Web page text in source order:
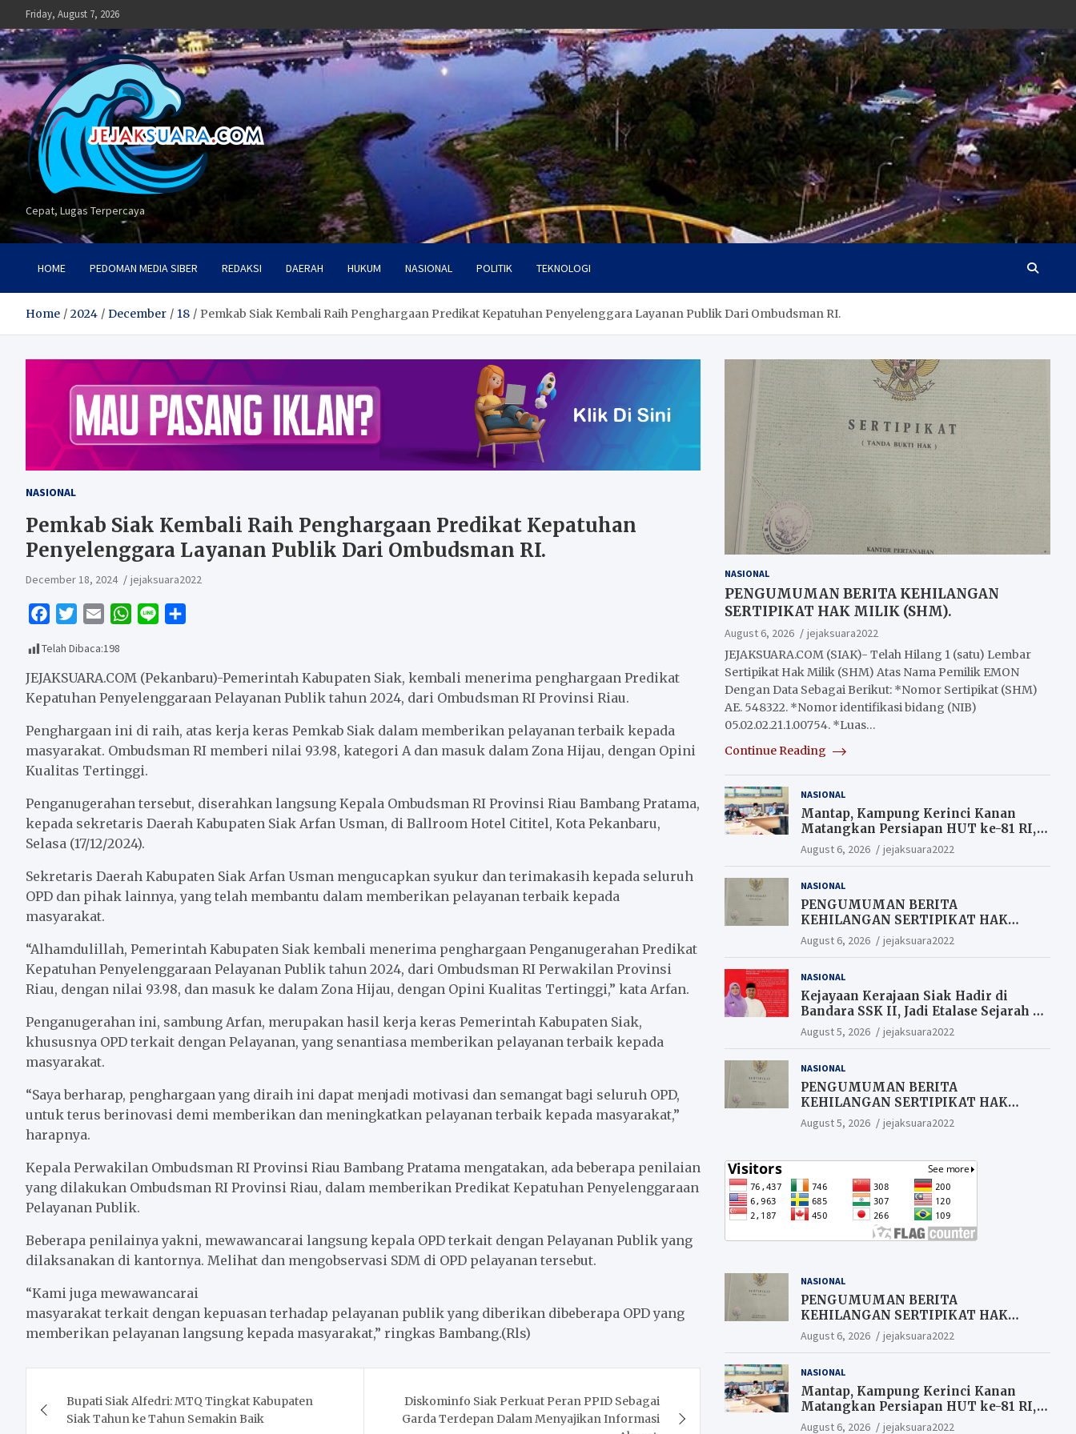
to
content
Friday, August 7, 2026
Cepat, Lugas Terpercaya
HOME PEDOMAN MEDIA SIBER REDAKSI DAERAH HUKUM NASIONAL POLITIK TEKNOLOGI
Home 2024 December 18 Pemkab Siak Kembali Raih Penghargaan Predikat Kepatuhan Penyelenggara Layanan Publik Dari Ombudsman RI.
NASIONAL
Pemkab Siak Kembali Raih Penghargaan Predikat Kepatuhan
Penyelenggara Layanan Publik Dari Ombudsman RI.
December 18, 2024 jejaksuara2022
c
e
b
o
k
i
t
t
r
a
i
l
W
t
s
p
p
e
r
e
Telah Dibaca:198
JEJAKSUARA.COM (Pekanbaru)-Pemerintah Kabupaten Siak, kembali menerima penghargaan Predikat
Kepatuhan Penyelenggaraan Pelayanan Publik tahun 2024, dari Ombudsman RI Provinsi Riau.
Penghargaan ini di raih, atas kerja keras Pemkab Siak dalam memberikan pelayanan terbaik kepada
masyarakat. Ombudsman RI memberi nilai 93.98, kategori A dan masuk dalam Zona Hijau, dengan Opini
Kualitas Tertinggi.
Penganugerahan tersebut, diserahkan langsung Kepala Ombudsman RI Provinsi Riau Bambang Pratama,
kepada sekretaris Daerah Kabupaten Siak Arfan Usman, di Ballroom Hotel Cititel, Kota Pekanbaru,
Selasa (17/12/2024).
Sekretaris Daerah Kabupaten Siak Arfan Usman mengucapkan syukur dan terimakasih kepada seluruh
OPD dan pihak lainnya, yang telah membantu dalam memberikan pelayanan terbaik kepada
masyarakat.
“Alhamdulillah, Pemerintah Kabupaten Siak kembali menerima penghargaan Penganugerahan Predikat
Kepatuhan Penyelenggaraan Pelayanan Publik tahun 2024, dari Ombudsman RI Perwakilan Provinsi
Riau, dengan nilai 93.98, dan masuk ke dalam Zona Hijau, dengan Opini Kualitas Tertinggi,” kata Arfan.
Penganugerahan ini, sambung Arfan, merupakan hasil kerja keras Pemerintah Kabupaten Siak,
khususnya OPD terkait dengan Pelayanan, yang senantiasa memberikan pelayanan terbaik kepada
masyarakat.
“Saya berharap, penghargaan yang diraih ini dapat menjadi motivasi dan semangat bagi seluruh OPD,
untuk terus berinovasi demi memberikan dan meningkatkan pelayanan terbaik kepada masyarakat,”
harapnya.
Kepala Perwakilan Ombudsman RI Provinsi Riau Bambang Pratama mengatakan, ada beberapa penilaian
yang dilakukan Ombudsman RI Provinsi Riau, dalam memberikan Predikat Kepatuhan Penyelenggaraan
Pelayanan Publik.
Beberapa penilainya yakni, mewawancarai langsung kepala OPD terkait dengan Pelayanan Publik yang
dilaksanakan di kantornya. Melihat dan mengobservasi SDM di OPD pelayanan tersebut.
“Kami juga mewawancarai
masyarakat terkait dengan kepuasan terhadap pelayanan publik yang diberikan dibeberapa OPD yang
memberikan pelayanan langsung kepada masyarakat,” ringkas Bambang.(Rls)
navigation
Bupati Siak Alfedri: MTQ Tingkat Kabupaten
Siak Tahun ke Tahun Semakin Baik
Diskominfo Siak Perkuat Peran PPID Sebagai
Garda Terdepan Dalam Menyajikan Informasi
NASIONAL
PENGUMUMAN BERITA KEHILANGAN
SERTIPIKAT HAK MILIK (SHM).
August 6, 2026
jejaksuara2022
JEJAKSUARA.COM (SIAK)- Telah Hilang 1 (satu) Lembar
Sertipikat Hak Milik (SHM) Atas Nama Pemilik EMON
Dengan Data Sebagai Berikut: *Nomor Sertipikat (SHM)
AE. 548322. *Nomor identifikasi bidang (NIB)
05.02.02.21.1.00754. *Luas…
Continue Reading
NASIONAL
Mantap, Kampung Kerinci Kanan
Matangkan Persiapan HUT ke-81 RI,
Warga yang ikut Upacara
Berkesempatan Raih Hadiah
August 6, 2026 jejaksuara2022
NASIONAL
PENGUMUMAN BERITA
KEHILANGAN SERTIPIKAT HAK
MILIK (SHM).
August 6, 2026 jejaksuara2022
NASIONAL
Kejayaan Kerajaan Siak Hadir di
Bandara SSK II, Jadi Etalase Sejarah di
Gerbang Riau
August 5, 2026 jejaksuara2022
NASIONAL
PENGUMUMAN BERITA
KEHILANGAN SERTIPIKAT HAK
MILIK (SHM).
August 5, 2026 jejaksuara2022
NASIONAL
PENGUMUMAN BERITA
KEHILANGAN SERTIPIKAT HAK
MILIK (SHM).
August 6, 2026 jejaksuara2022
NASIONAL
Mantap, Kampung Kerinci Kanan
Matangkan Persiapan HUT ke-81 RI,
Warga yang ikut Upacara
August 6, 2026 jejaksuara2022